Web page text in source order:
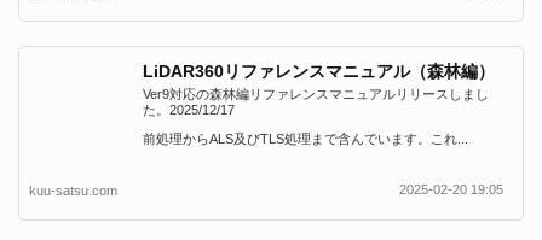
LiDAR360リファレンスマニュアル（森林編）
Ver9対応の森林編リファレンスマニュアルリリースしまし
た。2025/12/17
前処理からALS及びTLS処理まで含んでいます。これ...
kuu-satsu.com 2025-02-20 19:05